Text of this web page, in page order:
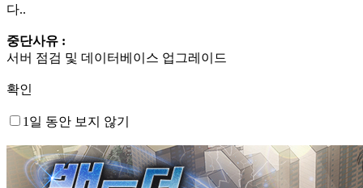
다..
중단사유 :
서버 점검 및 데이터베이스 업그레이드
확인
1일 동안 보지 않기